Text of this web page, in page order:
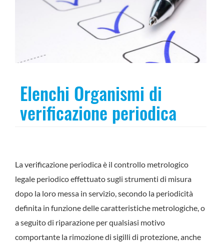
Elenchi Organismi di
verificazione periodica
La verificazione periodica è il controllo metrologico
legale periodico effettuato sugli strumenti di misura
dopo la loro messa in servizio, secondo la periodicità
definita in funzione delle caratteristiche metrologiche, o
a seguito di riparazione per qualsiasi motivo
comportante la rimozione di sigilli di protezione, anche